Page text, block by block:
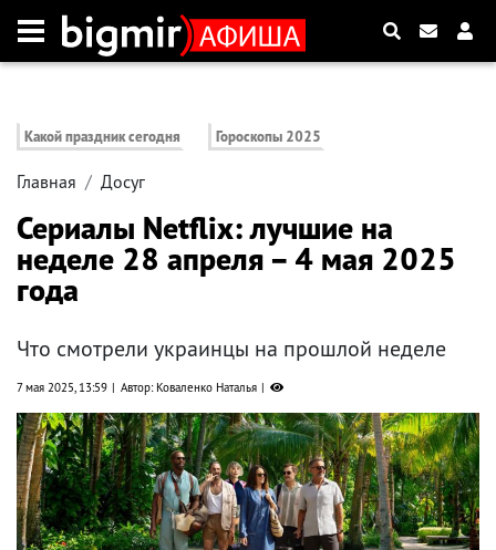
Какой праздник сегодня Гороскопы 2025
Главная Досуг
Сериалы Netflix: лучшие на
неделе 28 апреля – 4 мая 2025
года
Что смотрели украинцы на прошлой неделе
7 мая 2025, 13:59 Автор: Коваленко Наталья